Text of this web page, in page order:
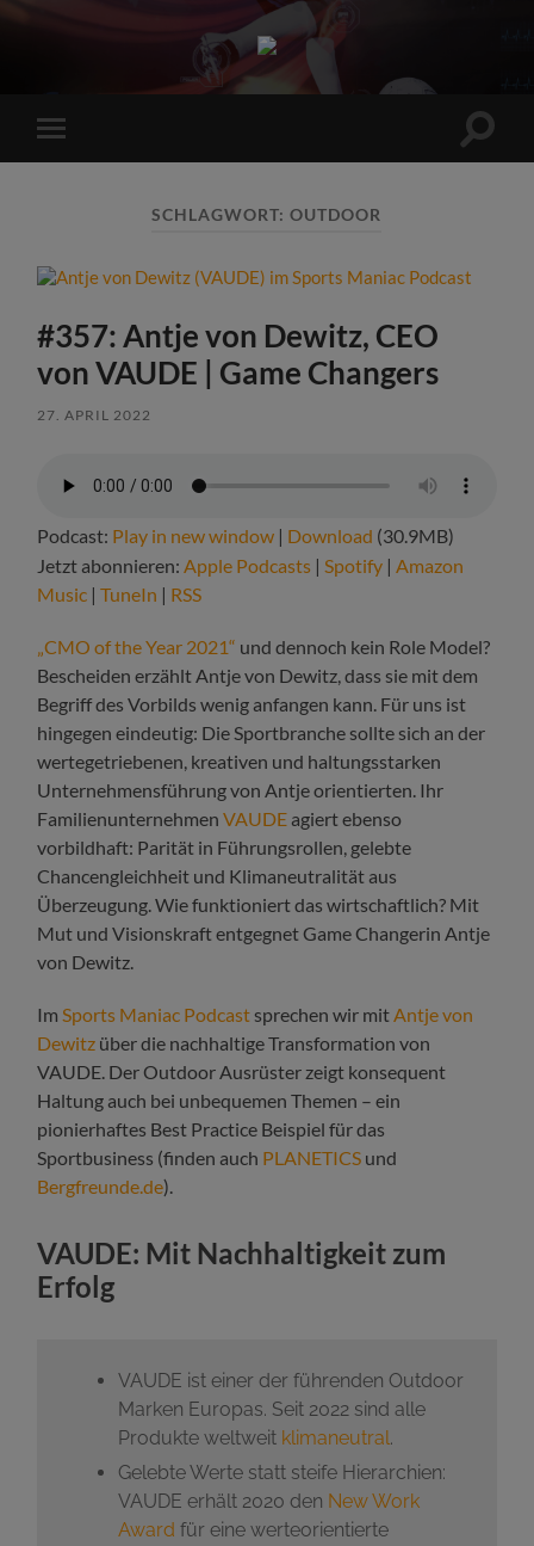
Sports
Maniac
Mobile-
Menü
SCHLAGWORT:OUTDOOR
#357: Antje von Dewitz, CEO
von VAUDE | Game Changers
27. APRIL 2022
Podcast: Play in new window | Download (30.9MB)
Jetzt abonnieren:Apple Podcasts |Spotify |Amazon
Music |TuneIn | RSS
„CMO of the Year 2021“ und dennoch kein Role Model?
Bescheiden erzählt Antje von Dewitz, dass sie mit dem
Begriff des Vorbilds wenig anfangen kann. Für uns ist
hingegen eindeutig: Die Sportbranche sollte sich an der
wertegetriebenen, kreativen und haltungsstarken
Unternehmensführung von Antje orientierten. Ihr
FamilienunternehmenVAUDE agiert ebenso
vorbildhaft: Parität in Führungsrollen, gelebte
Chancengleichheit und Klimaneutralität aus
Überzeugung. Wie funktioniert das wirtschaftlich? Mit
Mut und Visionskraft entgegnet Game Changerin Antje
von Dewitz.
ImSports Maniac Podcast sprechen wir mitAntje von
Dewitz über die nachhaltige Transformation von
VAUDE. Der Outdoor Ausrüster zeigt konsequent
Haltung auch bei unbequemen Themen – ein
pionierhaftes Best Practice Beispiel für das
Sportbusiness (finden auch PLANETICS und
Bergfreunde.de).
VAUDE: Mit Nachhaltigkeit zum
Erfolg
VAUDE ist einer der führenden Outdoor
Marken Europas. Seit 2022 sind alle
Produkte weltweit klimaneutral.
Gelebte Werte statt steife Hierarchien:
VAUDE erhält 2020 den New Work
Award für eine werteorientierte